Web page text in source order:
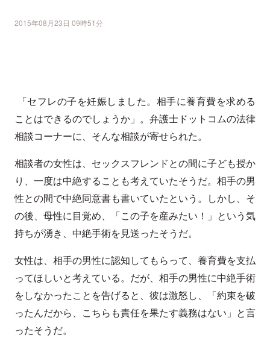
2015年08月23日 09時51分
「セフレの子を妊娠しました。相手に養育費を求める
ことはできるのでしょうか」。弁護士ドットコムの法律
相談コーナーに、そんな相談が寄せられた。
相談者の女性は、セックスフレンドとの間に子ども授か
り、一度は中絶することも考えていたそうだ。相手の男
性との間で中絶同意書も書いていたという。しかし、そ
の後、母性に目覚め、「この子を産みたい！」という気
持ちが湧き、中絶手術を見送ったそうだ。
女性は、相手の男性に認知してもらって、養育費を支払
ってほしいと考えている。だが、相手の男性に中絶手術
をしなかったことを告げると、彼は激怒し、「約束を破
ったんだから、こちらも責任を果たす義務はない」と言
ったそうだ。